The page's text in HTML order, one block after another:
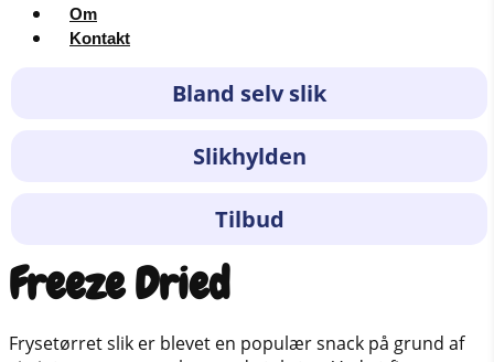
Om
Kontakt
Bland selv slik
Slikhylden
Tilbud
Freeze Dried
Frysetørret slik er blevet en populær snack på grund af